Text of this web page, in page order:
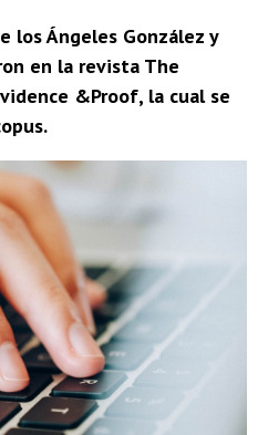
los Ángeles González y
en la revista The
&Proof, la cual se